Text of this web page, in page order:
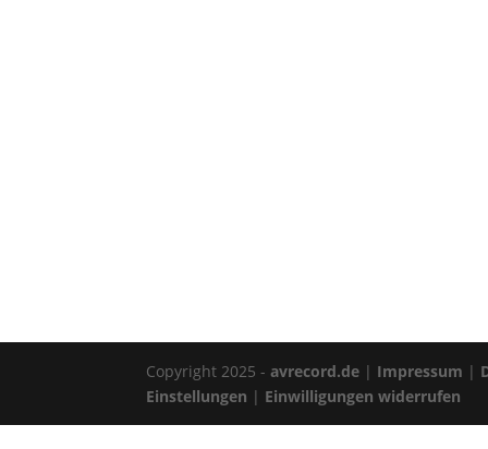
Copyright 2025 -avrecord.de | Impressum |
Einstellungen | Einwilligungen widerrufen